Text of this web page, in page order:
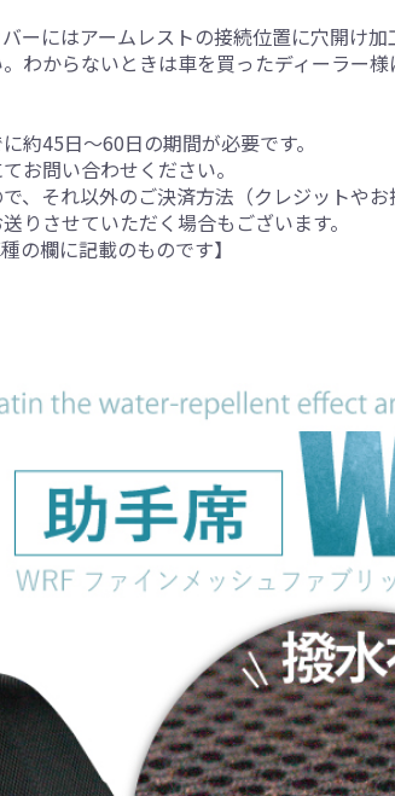
ーにはアームレストの接続位置に穴開け
わからないときは車を買ったディーラー
約45日～60日の期間が必要です。
お問い合わせください。
、それ以外のご決済方法（クレジットや
りさせていただく場合もございます。
の欄に記載のものです】